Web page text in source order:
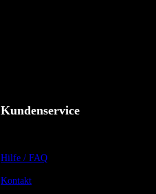
Kundenservice
Hilfe / FAQ
Kontakt